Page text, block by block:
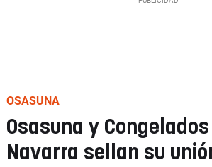
OSASUNA
Osasuna y
Navarra sellan su